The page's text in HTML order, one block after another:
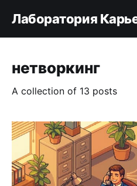
Лаборатория
нетворкинг
A collection of 13 posts